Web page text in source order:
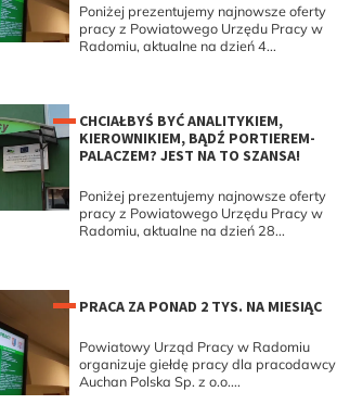
Poniżej prezentujemy najnowsze oferty
pracy z Powiatowego Urzędu Pracy w
Radomiu, aktualne na dzień 4...
CHCIAŁBYŚ BYĆ ANALITYKIEM,
KIEROWNIKIEM, BĄDŹ PORTIEREM-
PALACZEM? JEST NA TO SZANSA!
Poniżej prezentujemy najnowsze oferty
pracy z Powiatowego Urzędu Pracy w
Radomiu, aktualne na dzień 28...
PRACA ZA PONAD 2 TYS. NA MIESIĄC
Powiatowy Urząd Pracy w Radomiu
organizuje giełdę pracy dla pracodawcy
Auchan Polska Sp. z o.o....